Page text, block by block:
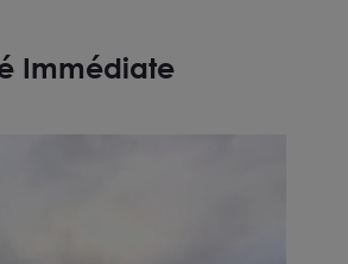
Immédiate